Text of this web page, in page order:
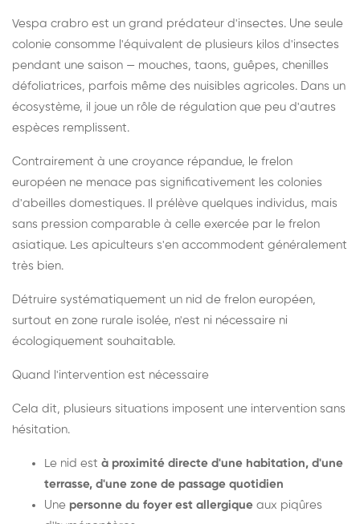
Vespa crabro est un grand prédateur d'insectes. Une seule
colonie consomme l'équivalent de plusieurs kilos d'insectes
pendant une saison — mouches, taons, guêpes, chenilles
défoliatrices, parfois même des nuisibles agricoles. Dans un
écosystème, il joue un rôle de régulation que peu d'autres
espèces remplissent.
Contrairement à une croyance répandue, le frelon
européen ne menace pas significativement les colonies
d'abeilles domestiques. Il prélève quelques individus, mais
sans pression comparable à celle exercée par le frelon
asiatique. Les apiculteurs s'en accommodent généralement
très bien.
Détruire systématiquement un nid de frelon européen,
surtout en zone rurale isolée, n'est ni nécessaire ni
écologiquement souhaitable.
Quand l'intervention est nécessaire
Cela dit, plusieurs situations imposent une intervention sans
hésitation.
Le nid est à proximité directe d'une habitation, d'une
terrasse, d'une zone de passage quotidien
Une personne du foyer est allergique aux piqûres